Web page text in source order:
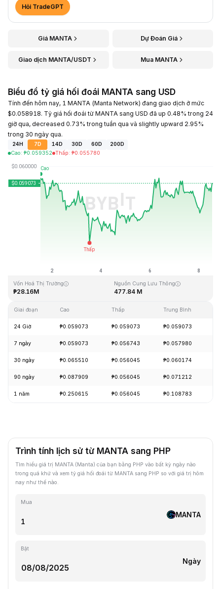
Hỏi TradeGPT
Giá MANTA Dự Đoán Giá
Giao dịch MANTA/USDT Mua MANTA
Biểu đồ tỷ giá hối đoái MANTA sang USD
Tính đến hôm nay, 1 MANTA (Manta Network) đang giao dịch ở mức
$0.058918. Tỷ giá hối đoái từ MANTA sang USD đã up 0.48% trong 24
giờ qua, decreased 0.73% trong tuần qua và slightly upward 2.95%
trong 30 ngày qua.
24H 7D 14D 30D 60D
200D
Cao: ₱0.059352 Thấp: ₱0.055780
Cập Nhật Lần Cuối: 2026-08-08, 13:05 GMT+0
Vốn Hoá Thị Trường
₱28.16M
Nguồn Cung Lưu Thông
477.84 M
Giai đoạn Cao Thấp Trung Bình
24 Giờ ₱0.059073 ₱0.059073 ₱0.059073
7 ngày ₱0.059073 ₱0.056743 ₱0.057980
30 ngày ₱0.065510 ₱0.056045 ₱0.060174
90 ngày ₱0.087909 ₱0.056045 ₱0.071212
1 năm ₱0.250615 ₱0.056045 ₱0.108783
Trình tính lịch sử từ MANTA sang PHP
Tìm hiểu giá trị MANTA (Manta) của bạn bằng PHP vào bất kỳ ngày nào
trong quá khứ và xem tỷ giá hối đoái từ MANTA sang PHP so với giá trị hôm
nay như thế nào.
Mua
MANTA
Bật
Ngày